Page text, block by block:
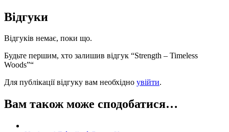
Відгуки
Відгуків немає, поки що.
Будьте першим, хто залишив відгук “Strength – Timeless
Woods”“
Для публікації відгуку вам необхідно увійти.
Вам також може сподобатися…